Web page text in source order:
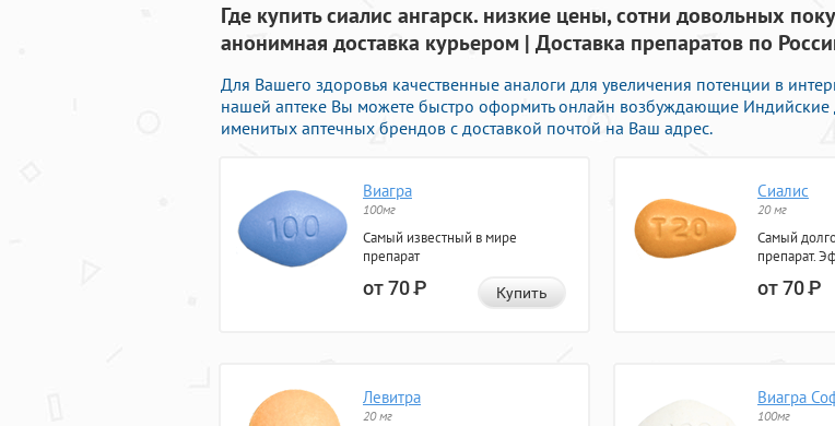
Где купить сиалис ангарск. низкие цены, сотни довольных
анонимная доставка курьером | Доставка препаратов по
Для Вашего здоровья качественные аналоги для увеличения потенции в
нашей аптеке Вы можете быстро оформить онлайн возбуждающие
именитых аптечных брендов с доставкой почтой на Ваш адрес.
Виагра
100мг
Самый известный в мире
препарат
от 70Р Купить
Сиалис
20 мг
Самый
препарат.
от 70Р
Левитра
20 мг
Виагра
100мг